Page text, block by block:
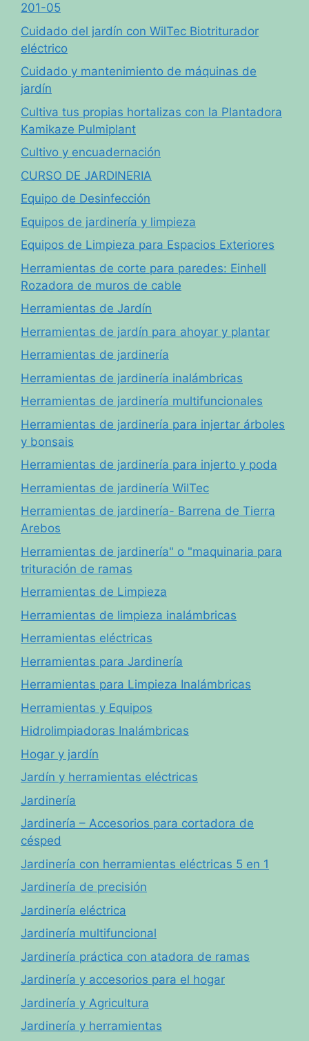
201-05
Cuidado del jardín con WilTec Biotriturador
eléctrico
Cuidado y mantenimiento de máquinas de
jardín
Cultiva tus propias hortalizas con la Plantadora
Kamikaze Pulmiplant
Cultivo y encuadernación
CURSO DE JARDINERIA
Equipo de Desinfección
Equipos de jardinería y limpieza
Equipos de Limpieza para Espacios Exteriores
Herramientas de corte para paredes: Einhell
Rozadora de muros de cable
Herramientas de Jardín
Herramientas de jardín para ahoyar y plantar
Herramientas de jardinería
Herramientas de jardinería inalámbricas
Herramientas de jardinería multifuncionales
Herramientas de jardinería para injertar árboles
y bonsais
Herramientas de jardinería para injerto y poda
Herramientas de jardinería WilTec
Herramientas de jardinería- Barrena de Tierra
Arebos
Herramientas de jardinería" o "maquinaria para
trituración de ramas
Herramientas de Limpieza
Herramientas de limpieza inalámbricas
Herramientas eléctricas
Herramientas para Jardinería
Herramientas para Limpieza Inalámbricas
Herramientas y Equipos
Hidrolimpiadoras Inalámbricas
Hogar y jardín
Jardín y herramientas eléctricas
Jardinería
Jardinería – Accesorios para cortadora de
césped
Jardinería con herramientas eléctricas 5 en 1
Jardinería de precisión
Jardinería eléctrica
Jardinería multifuncional
Jardinería práctica con atadora de ramas
Jardinería y accesorios para el hogar
Jardinería y Agricultura
Jardinería y herramientas